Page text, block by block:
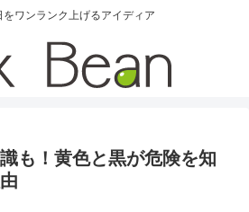
をワンランク上げるアイディア
も！黄色と黒が危険を知